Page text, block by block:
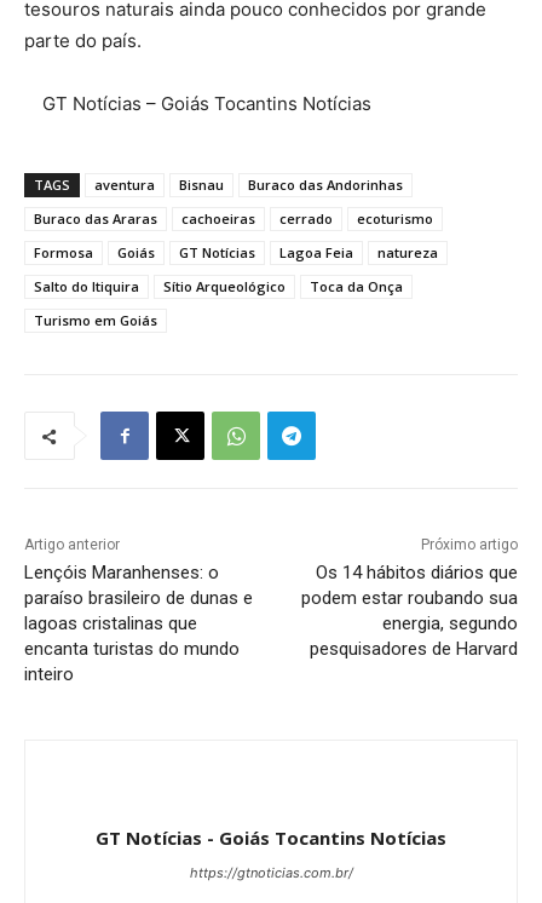
tesouros naturais ainda pouco conhecidos por grande
parte do país.
GT Notícias – Goiás Tocantins Notícias
TAGS aventura Bisnau
Buraco das Andorinhas
Buraco das Araras
cachoeiras cerrado
ecoturismo
Formosa
Goiás GT Notícias Lagoa Feia
natureza
Salto do Itiquira
Sítio Arqueológico
Toca da Onça
Turismo em Goiás
Artigo anterior
Lençóis Maranhenses: o
paraíso brasileiro de dunas e
lagoas cristalinas que
encanta turistas do mundo
inteiro
Próximo artigo
Os 14 hábitos diários que
podem estar roubando sua
energia, segundo
pesquisadores de Harvard
GT Notícias - Goiás Tocantins Notícias
https://gtnoticias.com.br/